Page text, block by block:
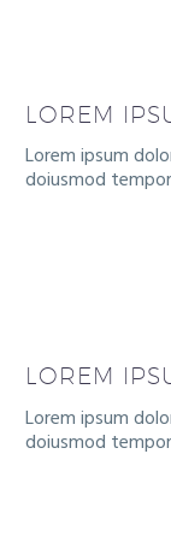
LOREM
Lorem ipsum
doiusmod
LOREM
Lorem ipsum
doiusmod